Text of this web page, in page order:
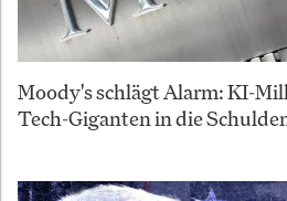
Moody's schlägt Alarm: KI-
Tech-Giganten in die